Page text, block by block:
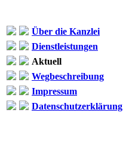
Über die Kanzlei
Dienstleistungen
Aktuell
Wegbeschreibung
Impressum
Datenschutzerklärung